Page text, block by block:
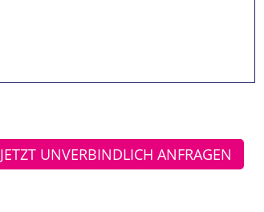
JETZT UNVERBINDLICH ANFRAGEN